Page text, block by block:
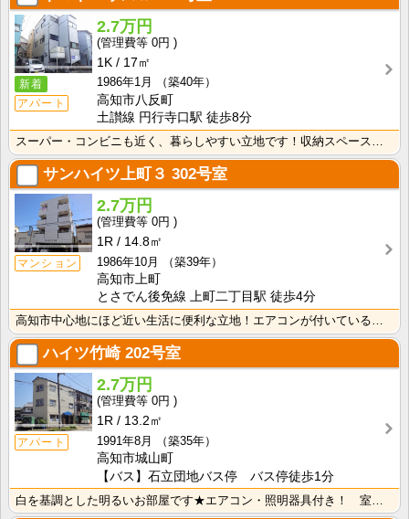
新着
アパート
2.7万円
0円
1K
17㎡
1986年1月
（築40年）
高知市八反町
土讃線 円行寺口駅 徒歩8分
スーパー・コンビニも近く、暮らしやすい立地です！収納スペースあり♪キッチンに窓がついているので、お料･･･
サンハイツ上町３ 302号室
マンション
2.7万円
0円
1R
14.8㎡
1986年10月
（築39年）
高知市上町
とさでん後免線 上町二丁目駅 徒歩4分
高知市中心地にほど近い生活に便利な立地！エアコンが付いているので初期費用の節約になりますね！
ハイツ竹崎202号室
アパート
2.7万円
0円
1R
13.2㎡
1991年8月
（築35年）
高知市城山町
【バス】石立団地バス停 バス停徒歩1分